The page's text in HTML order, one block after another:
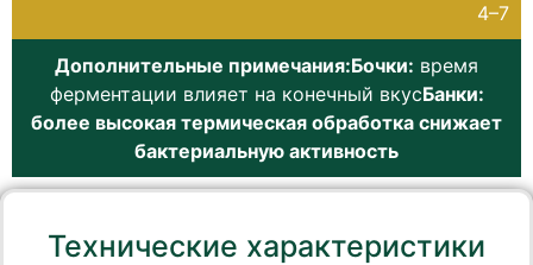
4–7
Дополнительные примечания:Бочки: время
ферментации влияет на конечный вкусБанки:
более высокая термическая обработка снижает
бактериальную активность
Технические характеристики